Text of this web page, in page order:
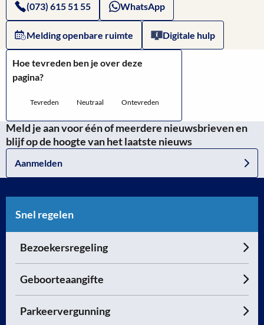
(073) 615 51 55 WhatsApp
Melding openbare ruimte Digitale hulp
Hoe tevreden ben je over deze
pagina?
Tevreden Neutraal Ontevreden
Meld je aan voor één of meerdere nieuwsbrieven en
blijf op de hoogte van het laatste nieuws
Aanmelden
Snel regelen
Bezoekersregeling
Geboorteaangifte
Parkeervergunning